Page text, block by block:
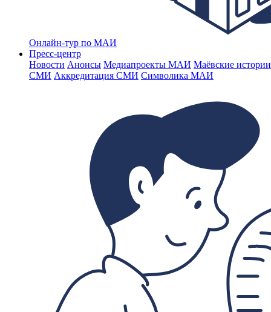
Онлайн-тур по МАИ
Пресс-центр
Новости Анонсы Медиапроекты МАИ Маёвские
СМИ Аккредитация СМИ Символика МАИ